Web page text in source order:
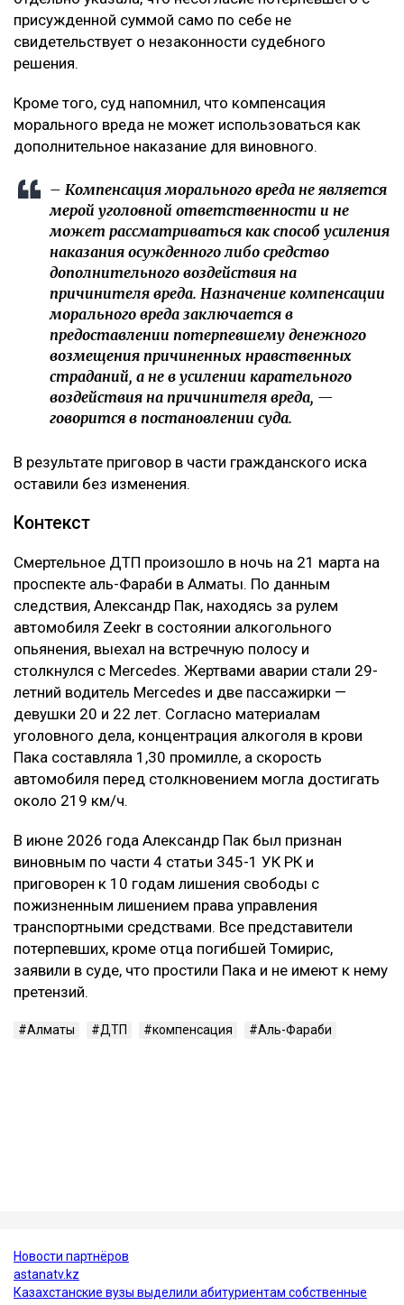
Кроме того, потерпевший обращал внимание суда на
то, что девушка погибла в 20 лет, не успев создать
семью и реализовать свои жизненные планы. По
мнению заявителя, суд первой инстанции не в
полной мере оценил глубину нравственных
страданий отца.
Что решил суд
Судебная коллегия оставила жалобу без
удовлетворения, подчеркнув, что оснований для
изменения размера компенсации не установлено. В
постановлении отмечается, что определение суммы
компенсации относится к оценочным полномочиям
суда и производится с учетом конкретных
обстоятельств дела, характера нравственных
страданий потерпевшего, степени вины
осужденного, а также требований разумности и
справедливости. При этом апелляционная инстанция
отдельно указала, что несогласие потерпевшего с
свидетельствует о незаконности судебного
решения.
Кроме того, суд напомнил, что компенсация
дополнительное наказание для виновного.
– Компенсация морального вреда не является
мерой уголовной ответственности и не
может рассматриваться как способ усиления
наказания осужденного либо средство
дополнительного воздействия на
причинителя вреда. Назначение компенсации
морального вреда заключается в
предоставлении потерпевшему денежного
возмещения причиненных нравственных
страданий, а не в усилении карательного
воздействия на причинителя вреда, —
говорится в постановлении суда.
В результате приговор в части гражданского иска
оставили без изменения.
Контекст
Смертельное ДТП произошло в ночь на 21 марта на
проспекте аль-Фараби в Алматы. По данным
следствия, Александр Пак, находясь за рулем
автомобиля Zeekr в состоянии алкогольного
В июне 2026 года Александр Пак был признан
виновным по части 4 статьи 345-1 УК РК и
приговорен к 10 годам лишения свободы с